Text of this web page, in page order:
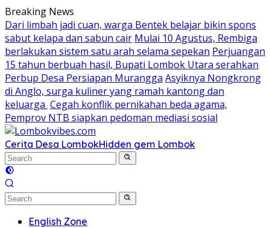
Skip
to
content
Breaking News
Dari limbah jadi cuan, warga Bentek belajar bikin spons
sabut kelapa dan sabun cair Mulai 10 Agustus, Rembiga
berlakukan sistem satu arah selama sepekan Perjuangan
15 tahun berbuah hasil, Bupati Lombok Utara serahkan
Perbup Desa Persiapan Murangga Asyiknya Nongkrong
di Anglo, surga kuliner yang ramah kantong dan
keluarga Cegah konflik pernikahan beda agama,
Pemprov NTB siapkan pedoman mediasi sosial
Cerita Desa LombokHidden gem Lombok
English Zone